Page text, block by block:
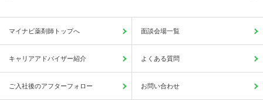
マイナビ薬剤師トップへ 面談会場一覧
キャリアアドバイザー紹介 よくある質問
ご入社後のアフターフォロー お問い合わせ